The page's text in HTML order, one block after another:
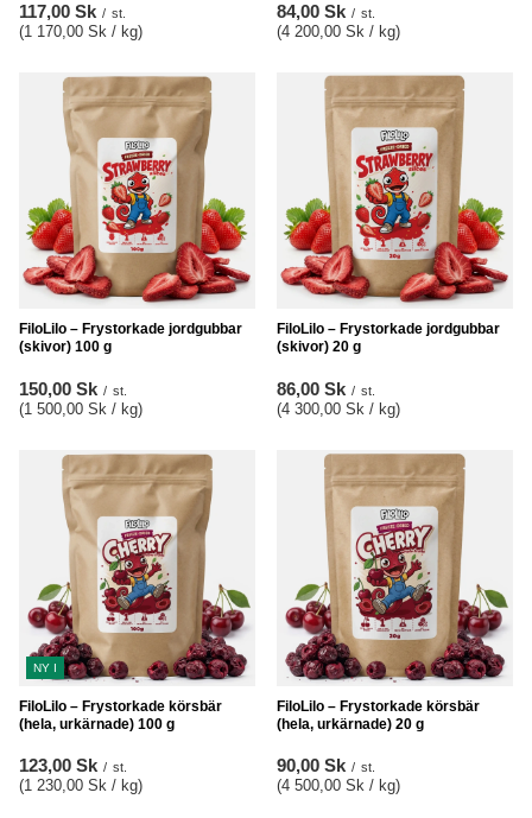
117,00 Sk / st.
(1 170,00 Sk / kg)
84,00 Sk / st.
(4 200,00 Sk / kg)
FiloLilo – Frystorkade jordgubbar
(skivor) 100 g
150,00 Sk / st.
(1 500,00 Sk / kg)
FiloLilo – Frystorkade jordgubbar
(skivor) 20 g
86,00 Sk / st.
(4 300,00 Sk / kg)
NY I
FiloLilo – Frystorkade körsbär
(hela, urkärnade) 100 g
123,00 Sk / st.
(1 230,00 Sk / kg)
FiloLilo – Frystorkade körsbär
(hela, urkärnade) 20 g
90,00 Sk / st.
(4 500,00 Sk / kg)